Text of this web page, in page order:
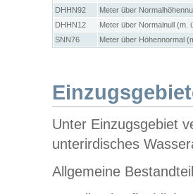
DHHN92
Meter über
DHHN12
Meter über Normalnull (m.
SNN76
Meter über Höhennormal
Unter Einzugsgebiet
unterirdisches
Allgemeine